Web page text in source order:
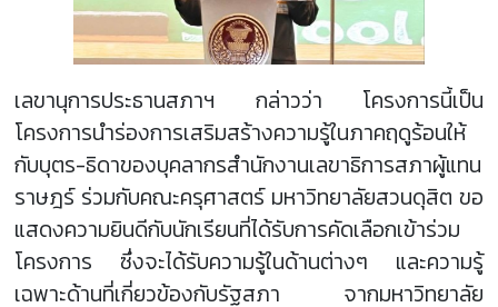
เลขานุการประธานสภาฯ กล่าวว่า โครงการนี้เป็น
โครงการนำร่องการเสริมสร้างความรู้ในภาคฤดูร้อนให้
กับบุตร-ธิดาของบุคลากรสำนักงานเลขาธิการสภาผู้แทน
ราษฎร์ ร่วมกับคณะครุศาสตร์ มหาวิทยาลัยสวนดุสิต ขอ
แสดงความยินดีกับนักเรียนที่ได้รับการคัดเลือกเข้าร่วม
โครงการ ซึ่งจะได้รับความรู้ในด้านต่างๆ และความรู้
เฉพาะด้านที่เกี่ยวข้องกับรัฐสภา จากมหาวิทยาลัย